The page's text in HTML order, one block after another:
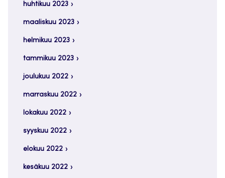
huhtikuu 2023
maaliskuu 2023
helmikuu 2023
tammikuu 2023
joulukuu 2022
marraskuu 2022
lokakuu 2022
syyskuu 2022
elokuu 2022
kesäkuu 2022